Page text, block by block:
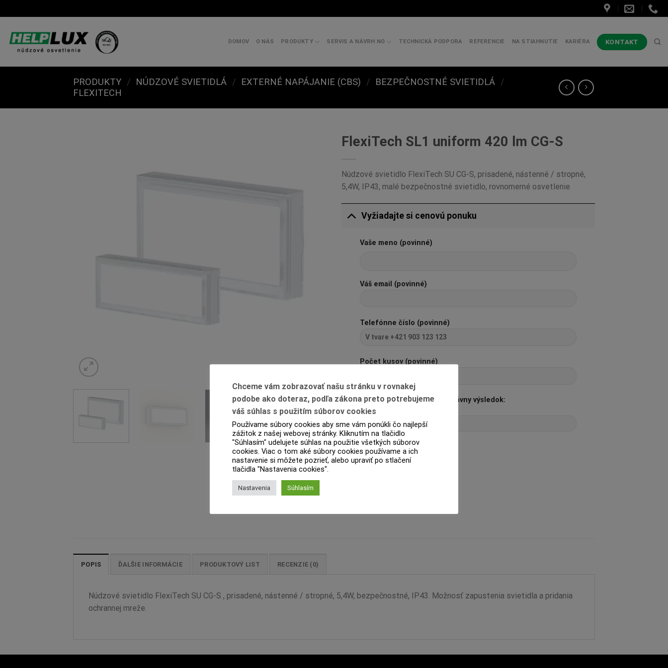
to
content
DOMOV O NÁS PRODUKTY SERVIS A NÁVRH NO TECHNICKÁ PODPORA REFERENCIE NA STIAHNUTIE KARIÉRA KONTAKT
PRODUKTY / NÚDZOVÉ SVIETIDLÁ / EXTERNÉ NAPÁJANIE (CBS) / BEZPEČNOSTNÉ SVIETIDLÁ /
FLEXITECH
FlexiTech SL1 uniform 420 lm CG-S
Núdzové svietidlo FlexiTech SU CG-S, prisadené, nástenné / stropné,
5,4W, IP43, malé bezpečnostné svietidlo, rovnomerné osvetlenie
Vyžiadajte si cenovú ponuku
Vaše meno (povinné)
Váš email (povinné)
Telefónne číslo (povinné)
Počet kusov (povinné)
Pred odoslaním zadajte správny výsledok:
1+10=?
POPIS ĎALŠIE INFORMÁCIE PRODUKTOVÝ LIST RECENZIE (0)
Núdzové svietidlo FlexiTech SU CG-S , prisadené, nástenné / stropné, 5,4W, bezpečnostné, IP43. Možnosť zapustenia svietidla a pridania
ochrannej mreže.
Chceme vám zobrazovať našu stránku v rovnakej
podobe ako doteraz, podľa zákona preto potrebujeme
váš súhlas s použitím súborov cookies
Používame súbory cookies aby sme vám ponúkli čo najlepší
zážitok z našej webovej stránky. Kliknutím na tlačidlo
"Súhlasím" udelujete súhlas na použitie všetkých súborov
cookies. Viac o tom aké súbory cookies používame a ich
nastavenie si môžete pozrieť, alebo upraviť po stlačení
tlačidla "Nastavenia cookies".
Nastavenia Súhlasím